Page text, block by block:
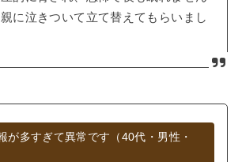
に泣きついて立て替えてもらいまし
が多すぎて異常です（40代・男性・